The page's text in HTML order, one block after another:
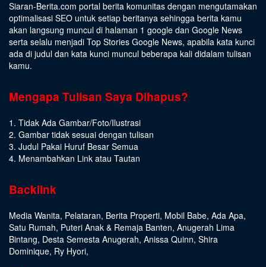
Siaran-Berita.com portal berita komunitas dengan mengutamakan
optimalisasi SEO untuk setiap beritanya sehingga berita kamu
akan langsung muncul di halaman 1 google dan Google News
serta selalu menjadi Top Stories Google News, apabila kata kunci
ada di judul dan kata kunci muncul beberapa kali didalam tulisan
kamu.
Mengapa Tulisan Saya Dihapus?
1. Tidak Ada Gambar/Foto/Ilustrasi
2. Gambar tidak sesuai dengan tulisan
3. Judul Pakai Huruf Besar Semua
4. Menambahkan Link atau Tautan
Backlink
Media Wanita, Pelataran, Berita Properti, Mobil Babe, Ada Apa,
Satu Rumah, Puteri Anak & Remaja Banten, Anugerah Lima
Bintang, Desta Semesta Anugerah, Anissa Quinn, Shira
Dominique, Ry Hyori,